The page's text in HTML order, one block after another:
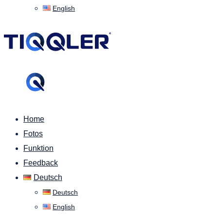
English
Home
Fotos
Funktion
Feedback
Deutsch
Deutsch
English